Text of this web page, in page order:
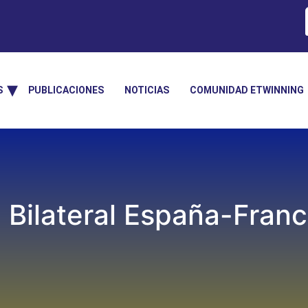
PUBLICACIONES NOTICIAS COMUNIDAD ETWINNING
España-